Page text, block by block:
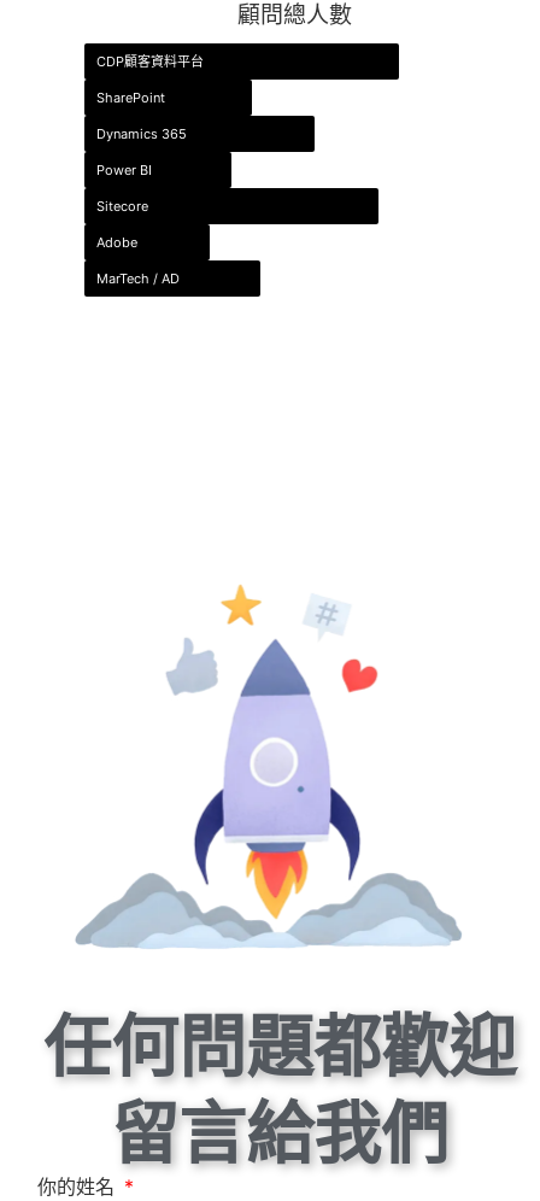
顧問總人數
CDP顧客資料平台
SharePoint
Dynamics 365
Power BI
Sitecore
Adobe
MarTech / AD
任何問題都歡迎
留言給我們
你的姓名